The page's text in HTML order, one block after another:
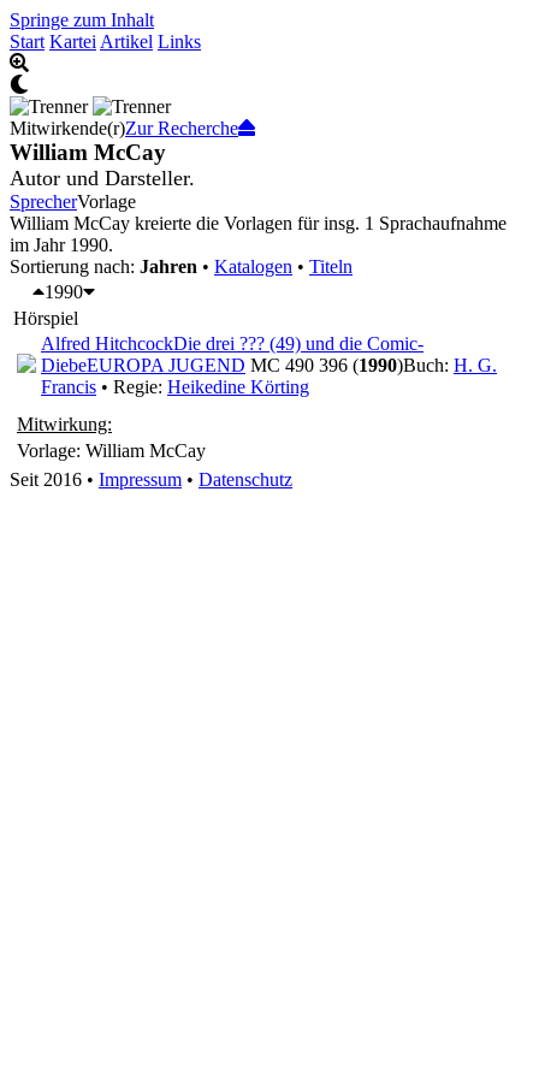
Springe zum Inhalt
Start Kartei Artikel Links
Mitwirkende(r)Zur Recherche
William McCay
Autor und Darsteller.
SprecherVorlage
William McCay kreierte die Vorlagen für insg. 1 Sprachaufnahme
im Jahr 1990.
Sortierung nach: Jahren • Katalogen • Titeln
1990
Hörspiel
Alfred HitchcockDie drei ??? (49) und die Comic-
DiebeEUROPA JUGEND MC 490 396 (1990)Buch: H. G.
Francis • Regie: Heikedine Körting
Mitwirkung:
Vorlage: William McCay
Seit 2016 • Impressum • Datenschutz